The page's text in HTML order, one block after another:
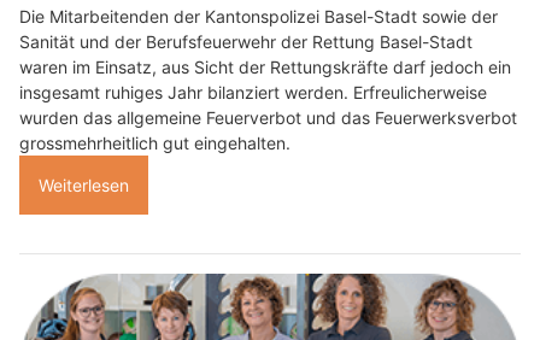
Die Mitarbeitenden der Kantonspolizei Basel-Stadt sowie der
Sanität und der Berufsfeuerwehr der Rettung Basel-Stadt
waren im Einsatz, aus Sicht der Rettungskräfte darf jedoch ein
insgesamt ruhiges Jahr bilanziert werden. Erfreulicherweise
wurden das allgemeine Feuerverbot und das Feuerwerksverbot
grossmehrheitlich gut eingehalten.
Weiterlesen